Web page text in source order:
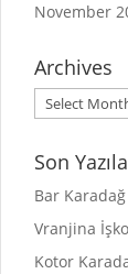
November
Archives
Archives
Son
Bar
Vranjina
Kotor